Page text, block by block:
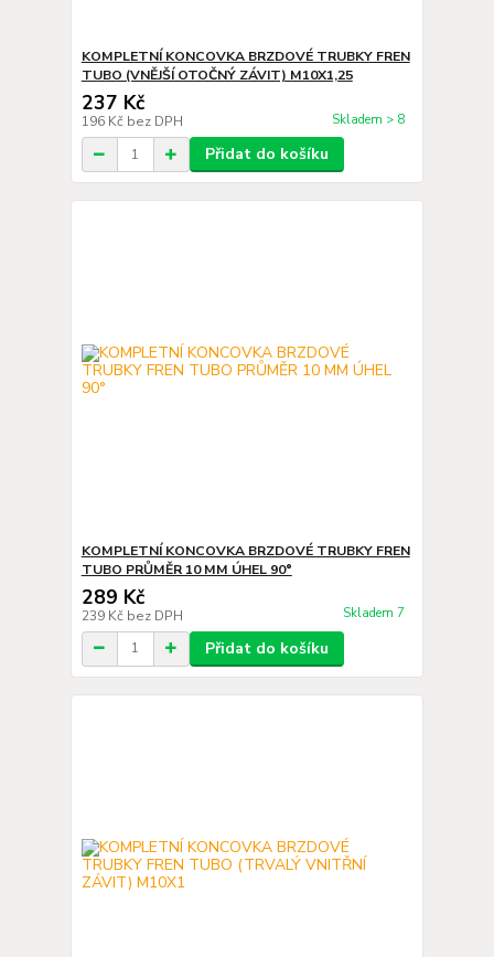
KOMPLETNÍ KONCOVKA BRZDOVÉ TRUBKY FREN
TUBO (VNĚJŠÍ OTOČNÝ ZÁVIT) M10X1,25
237 Kč
196 Kč bez DPH Skladem > 8
Přidat do košíku
KOMPLETNÍ KONCOVKA BRZDOVÉ TRUBKY FREN
TUBO PRŮMĚR 10 MM ÚHEL 90°
289 Kč
239 Kč bez DPH Skladem 7
Přidat do košíku